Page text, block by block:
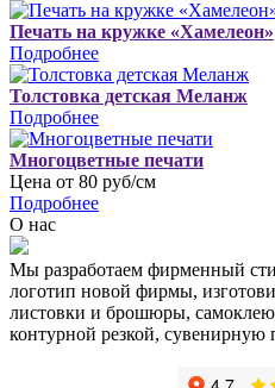
Печать на кружке «Хамелеон»
Подробнее
Толстовка детская Меланж
Подробнее
Многоцветные печати
Цена от 80 руб/см
Подробнее
О нас
Мы разработаем фирменный
логотип новой фирмы,
листовки и брошюры,
контурной резкой,